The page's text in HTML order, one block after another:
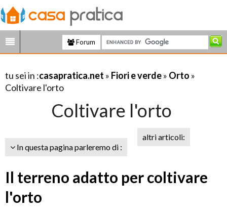
Forum
tu sei in :casapratica.net » Fiori e verde» Orto »
Coltivare l'orto
Coltivare l'orto
In questa pagina parleremo di :
altri articoli:
Il terreno adatto per coltivare
l'orto